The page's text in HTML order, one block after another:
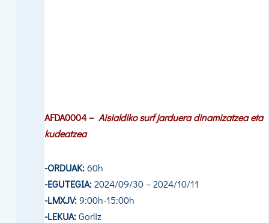
AFDA0004 – Aisialdiko surf jarduera dinamizatzea eta
kudeatzea
-ORDUAK:60h
-EGUTEGIA:2024/09/30 – 2024/10/11
-LMXJV:9:00h-15:00h
-LEKUA:Gorliz